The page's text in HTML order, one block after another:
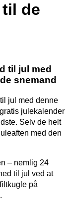
de
til jul med
snemand
jul med denne
julekalender
Selv de helt
med den
– nemlig 24
til jul ved at
på